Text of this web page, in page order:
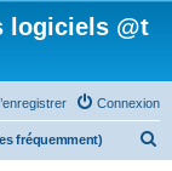
logiciels @t
Connexion
fréquemment)